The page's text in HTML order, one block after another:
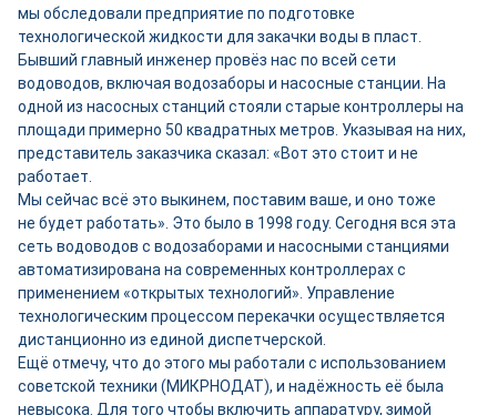
мы обследовали предприятие по подготовке
технологической жидкости для закачки воды в пласт.
Бывший главный инженер провёз нас по всей сети
водоводов, включая водозаборы и насосные станции. На
одной из насосных станций стояли старые контроллеры на
площади примерно 50 квадратных метров. Указывая на них,
представитель заказчика сказал: «Вот это стоит и не
работает.
Мы сейчас всё это выкинем, поставим ваше, и оно тоже
не будет работать». Это было в 1998 году. Сегодня вся эта
сеть водоводов с водозаборами и насосными станциями
автоматизирована на современных контроллерах с
применением «открытых технологий». Управление
технологическим процессом перекачки осуществляется
дистанционно из единой диспетчерской.
Ещё отмечу, что до этого мы работали с использованием
советской техники (МИКРНОДАТ), и надёжность её была
невысока. Для того чтобы включить аппаратуру, зимой